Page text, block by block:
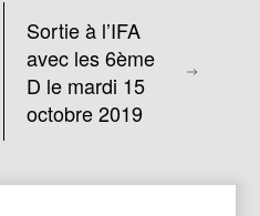
Sortie à l’IFA
avec les 6ème
D le mardi 15
octobre 2019